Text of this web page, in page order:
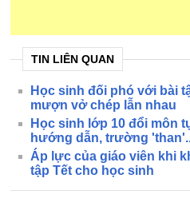
TIN LIÊN QUAN
Học sinh đối phó với bài
mượn vở chép lẫn nhau
Học sinh lớp 10 đổi môn
hướng dẫn, trường
Áp lực của giáo viên khi
tập Tết cho học sinh